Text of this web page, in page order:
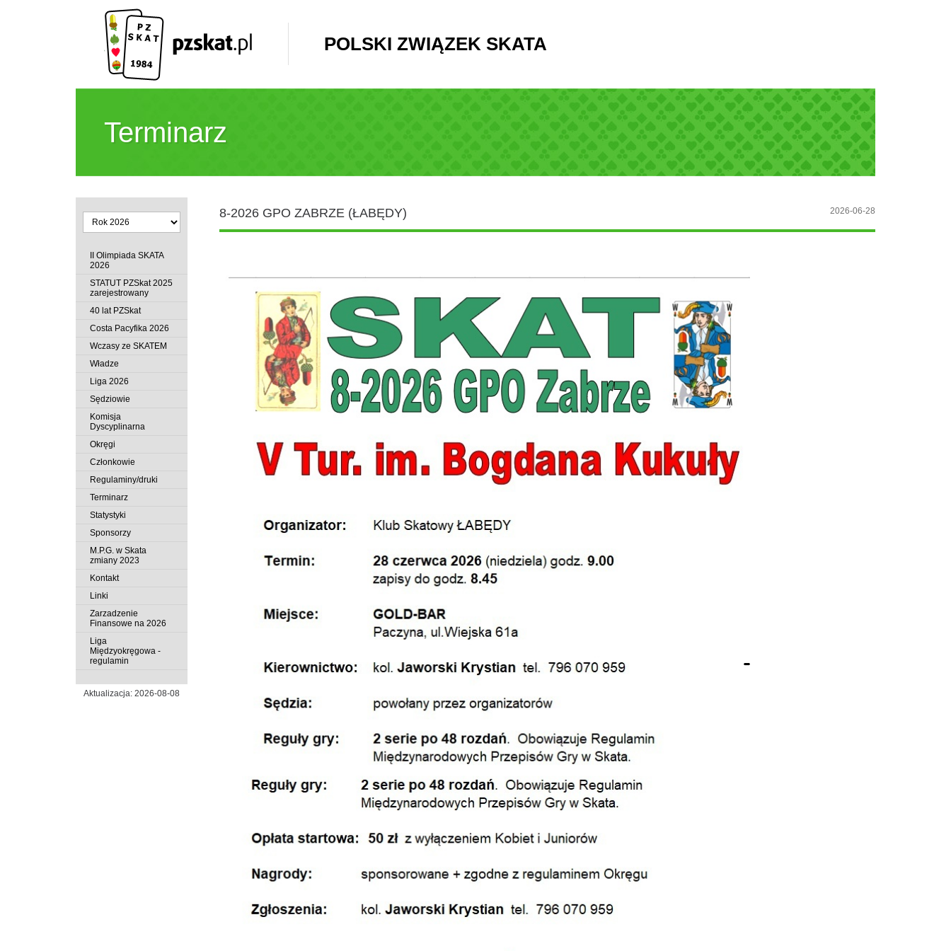
POLSKI ZWIĄZEK SKATA
Terminarz
II Olimpiada SKATA
2026
STATUT PZSkat 2025
zarejestrowany
40 lat PZSkat
Costa Pacyfika 2026
Wczasy ze SKATEM
Władze
Liga 2026
Sędziowie
Komisja
Dyscyplinarna
Okręgi
Członkowie
Regulaminy/druki
Terminarz
Statystyki
Sponsorzy
M.P.G. w Skata
zmiany 2023
Kontakt
Linki
Zarzadzenie
Finansowe na 2026
Liga
Międzyokręgowa -
regulamin
Aktualizacja: 2026-08-08
8-2026 GPO ZABRZE (ŁABĘDY) 2026-06-28